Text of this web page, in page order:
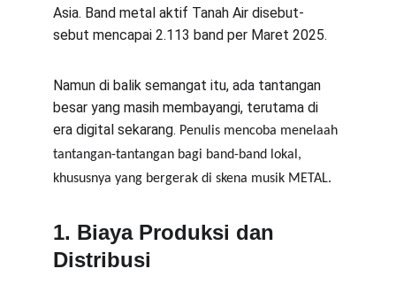
Asia. Band metal aktif Tanah Air disebut-
sebut mencapai 2.113 band per Maret 2025.
Namun di balik semangat itu, ada tantangan
besar yang masih membayangi, terutama di
era digital sekarang. Penulis mencoba menelaah
tantangan-tantangan bagi band-band lokal,
khususnya yang bergerak di skena musik METAL.
1. Biaya Produksi dan
Distribusi